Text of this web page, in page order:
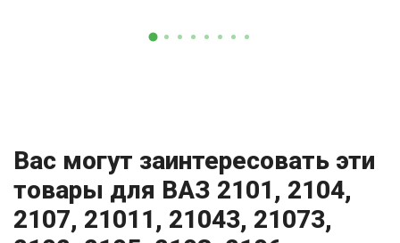
Вас могут заинтересовать эти
товары для ВАЗ 2101, 2104,
2107, 21011, 21043, 21073,